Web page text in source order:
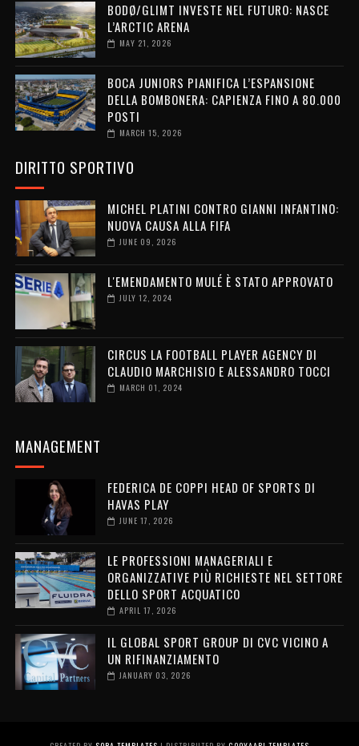
BODØ/GLIMT INVESTE NEL FUTURO: NASCE
L’ARCTIC ARENA
MAY 21, 2026
BOCA JUNIORS PIANIFICA L’ESPANSIONE
DELLA BOMBONERA: CAPIENZA FINO A 80.000
POSTI
MARCH 15, 2026
DIRITTO SPORTIVO
MICHEL PLATINI CONTRO GIANNI INFANTINO:
NUOVA CAUSA ALLA FIFA
JUNE 09, 2026
L'EMENDAMENTO MULÉ È STATO APPROVATO
JULY 12, 2024
CIRCUS LA FOOTBALL PLAYER AGENCY DI
CLAUDIO MARCHISIO E ALESSANDRO TOCCI
MARCH 01, 2024
MANAGEMENT
FEDERICA DE COPPI HEAD OF SPORTS DI
HAVAS PLAY
JUNE 17, 2026
LE PROFESSIONI MANAGERIALI E
ORGANIZZATIVE PIÙ RICHIESTE NEL SETTORE
DELLO SPORT ACQUATICO
APRIL 17, 2026
IL GLOBAL SPORT GROUP DI CVC VICINO A
UN RIFINANZIAMENTO
JANUARY 03, 2026